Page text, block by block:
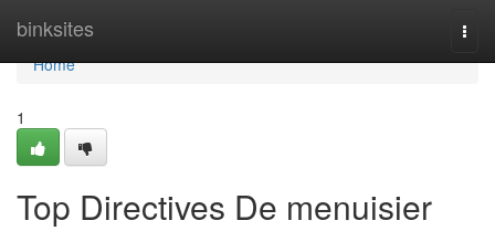
binksites
Home
Home
1
Top Directives De menuisier